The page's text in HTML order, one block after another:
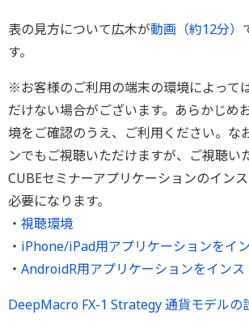
表の見方について広木が動画（約12分）
す。
※お客様のご利用の端末の環境によって
だけない場合がございます。あらかじめ
境をご確認のうえ、ご利用ください。な
ンでもご視聴いただけますが、ご視聴い
CUBEセミナーアプリケーションのイン
必要になります。
・ 視聴環境
・ iPhone/iPad用アプリケーションをイ
・ AndroidR用アプリケーションをインス
DeepMacro FX-1 Strategy 通貨モデルの